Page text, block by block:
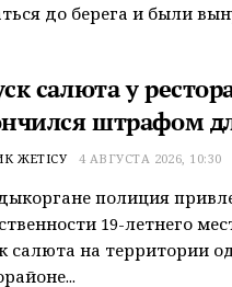
до берега и были
салюта у
штрафом
ЖЕТІСУ 4 АВГУСТА 2026, 10:30
полиция
19-летнего
салюта на территории